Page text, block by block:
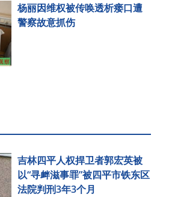
杨丽因维权被传唤透析瘘口遭
警察故意抓伤
吉林四平人权捍卫者郭宏英被
以“寻衅滋事罪”被四平市铁东区
法院判刑3年3个月